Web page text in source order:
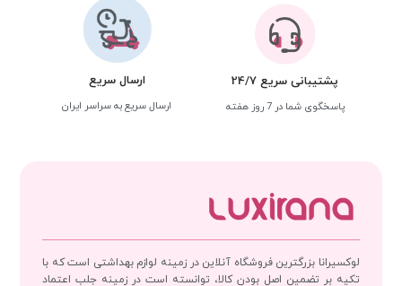
پشتیبانی سریع 24/7
پاسخگوی شما در 7 روز هفته
ارسال سریع
ارسال سریع به سراسر ایران
لوکسیرانا بزرگترین فروشگاه آنلاین در زمینه لوازم بهداشتی است که با
تکیه بر تضمین اصل بودن کالا، توانسته است در زمینه جلب اعتماد